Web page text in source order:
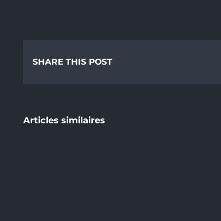
SHARE THIS POST
Articles similaires